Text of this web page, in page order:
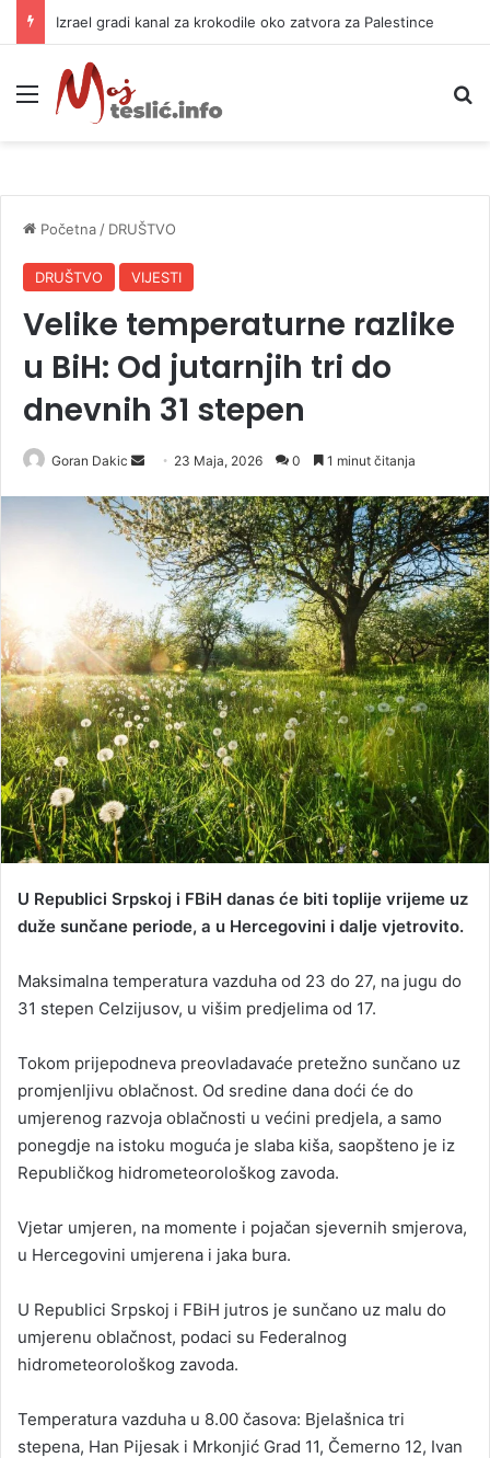
Izrael gradi kanal za krokodile oko zatvora za Palestince
Meni
Početna / DRUŠTVO
DRUŠTVO VIJESTI
Velike temperaturne razlike
u BiH: Od jutarnjih tri do
dnevnih 31 stepen
Goran Dakic
n
d
a
e
m
a
i
l
23 Maja, 2026 0 1 minut čitanja
U Republici Srpskoj i FBiH danas će biti toplije vrijeme uz
duže sunčane periode, a u Hercegovini i dalje vjetrovito.
Maksimalna temperatura vazduha od 23 do 27, na jugu do
31 stepen Celzijusov, u višim predjelima od 17.
Tokom prijepodneva preovladavaće pretežno sunčano uz
promjenljivu oblačnost. Od sredine dana doći će do
umjerenog razvoja oblačnosti u većini predjela, a samo
ponegdje na istoku moguća je slaba kiša, saopšteno je iz
Republičkog hidrometeorološkog zavoda.
Vjetar umjeren, na momente i pojačan sjevernih smjerova,
u Hercegovini umjerena i jaka bura.
U Republici Srpskoj i FBiH jutros je sunčano uz malu do
umjerenu oblačnost, podaci su Federalnog
hidrometeorološkog zavoda.
Temperatura vazduha u 8.00 časova: Bjelašnica tri
stepena, Han Pijesak i Mrkonjić Grad 11, Čemerno 12, Ivan